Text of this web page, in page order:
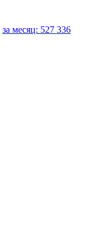
за месяц: 527 336